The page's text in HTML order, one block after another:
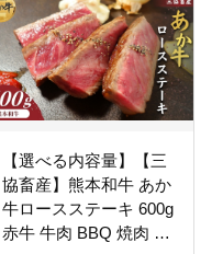
【選べる内容量】【三
協畜産】熊本和牛 あか
牛ロースステーキ 600g
赤牛 牛肉 BBQ 焼肉 国